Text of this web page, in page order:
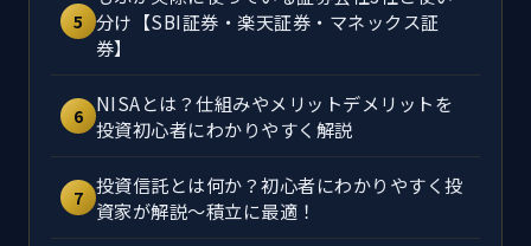
5 分け【SBI証券・楽天証券・マネックス証
券】
6 NISAとは？仕組みやメリットデメリットを
投資初心者にわかりやすく解説
7 投資信託とは何か？初心者にわかりやすく投
資家が解説～積立に最適！